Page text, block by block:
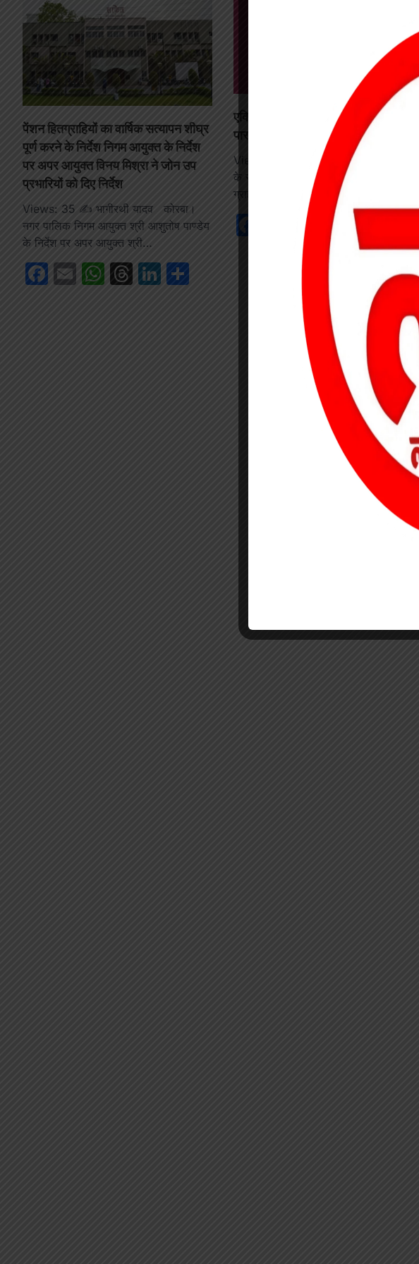
पेंशन हितग्राहियों का वार्षिक सत्यापन शीघ्र
पूर्ण करने के निर्देश निगम आयुक्त के निर्देश
पर अपर आयुक्त विनय मिश्रा ने जोन उप
प्रभारियों को दिए निर्देश
Views: 35 ✍️ भागीरथी यादव कोरबा।
नगर पालिक निगम आयुक्त श्री आशुतोष पाण्डेय
के निर्देश पर अपर आयुक्त श्री…
Facebook
EmailWhatsApp
Threads
LinkedIn
एक्सिस Bank के इस शाखा से 5 करोड़
पार, ग्राहकों के थे पैसे
Views: 65 डोंगरगढ़ : शहर के महावीर तालाब
के सामने संचालित एक्सिस बैंक ब्रांच में
ग्राहकों के करोड़ों रुपए का…
Facebook
EmailWhatsApp
Threads